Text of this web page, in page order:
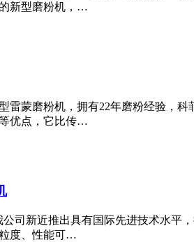
新型磨粉机，…
雷蒙磨粉机，拥有22年磨粉经验，
优点，它比传…
司新近推出具有国际先进技术水平
度、性能可…